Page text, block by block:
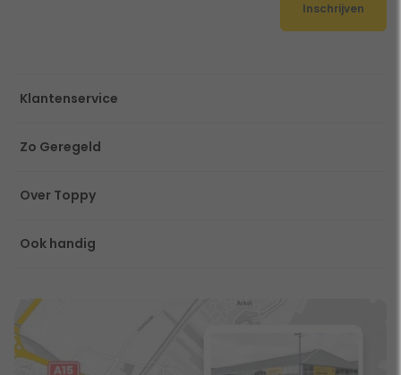
Inschrijven
Klantenservice
Zo Geregeld
Over Toppy
Ook handig